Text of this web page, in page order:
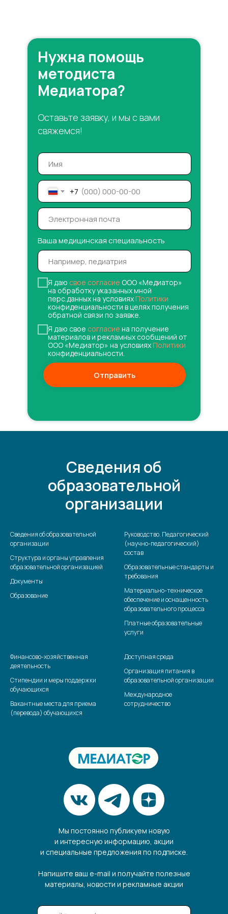
Нужна помощь
методиста
Медиатора?
+7
Ваша медицинская специальность
Я даю свое согласие ООО «Медиатор»
на обработку указанных мной
перс.данных на условияхПолитики
конфиденциальности в целях получения
обратной связи по заявке.
Я даю свое согласие на получение
материалов и рекламных сообщений от
ООО «Медиатор» на условияхПолитики
конфиденциальности.
Отправить
Оставьте заявку, и мы с вами
свяжемся!
Сведения об
образовательной
организации
Сведения об образовательной
организации
Структура и органы управления
образовательной организацией
Документы
Образование
Руководство. Педагогический
(научно-педагогический)
состав
Образовательные стандарты и
требования
Материально-техническое
обеспечение и оснащенность
образовательного процесса
Платные образовательные
услуги
Финансово-хозяйственная
деятельность
Стипендии и меры поддержки
обучающихся
Вакантные места для приема
(перевода) обучающихся
Доступная среда
Организация питания в
образовательной организации
Международное
сотрудничество
Мы постоянно публикуем новую
и интересную информацию, акции
и специальные предложения по подписке.
Напишите ваш e-mail и получайте полезные
материалы, новости и рекламные акции